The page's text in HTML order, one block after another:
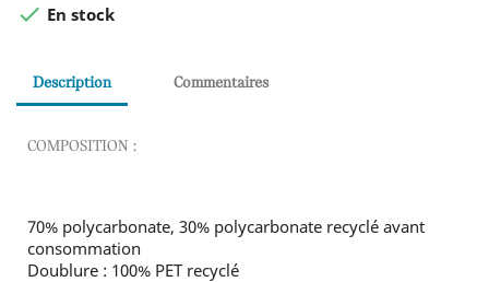
 En stock
Description Commentaires
COMPOSITION :
70% polycarbonate, 30% polycarbonate recyclé avant
consommation
Doublure : 100% PET recyclé